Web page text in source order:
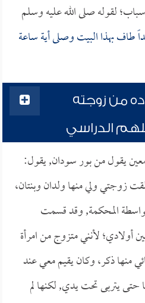
لقوله صلى الله عليه وسلم
طاف بهذا البيت وصلى أية ساعة
من زوجته
الدراسي
يقول من بور سودان, يقول:
زوجتي ولي منها ولدان وبنتان،
المحكمة, وقد قسمت
أولادي؛ لأنني متزوج من امرأة
منها ذكر، وكان يقيم معي عند
حتى يتربى تحت يدي, لكنها لم